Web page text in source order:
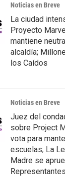
Noticias en Breve
La ciudad
Proyecto
mantiene
alcaldía;
los Caídos
Noticias en Breve
Juez del
sobre Project
vota para
escuelas; La
Madre se